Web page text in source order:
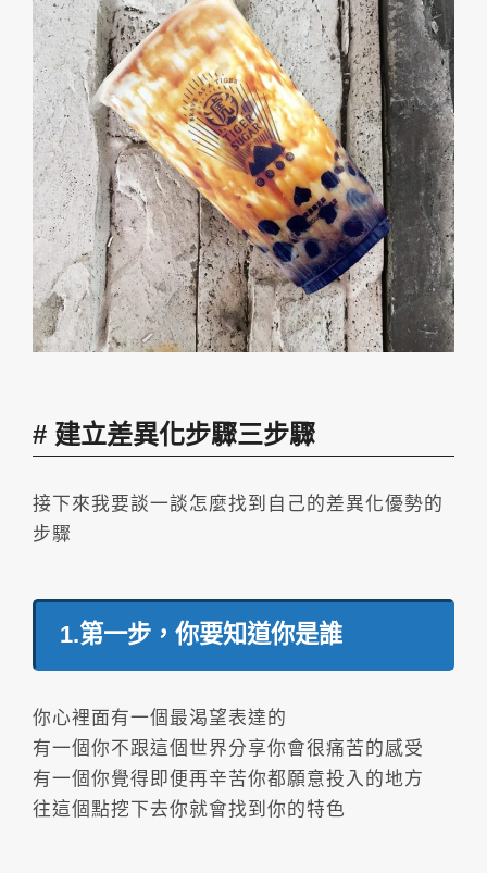
建立差異化步驟三步驟
接下來我要談一談怎麼找到自己的差異化優勢的
步驟
1.第一步，你要知道你是誰
你心裡面有一個最渴望表達的
有一個你不跟這個世界分享你會很痛苦的感受
有一個你覺得即便再辛苦你都願意投入的地方
往這個點挖下去你就會找到你的特色